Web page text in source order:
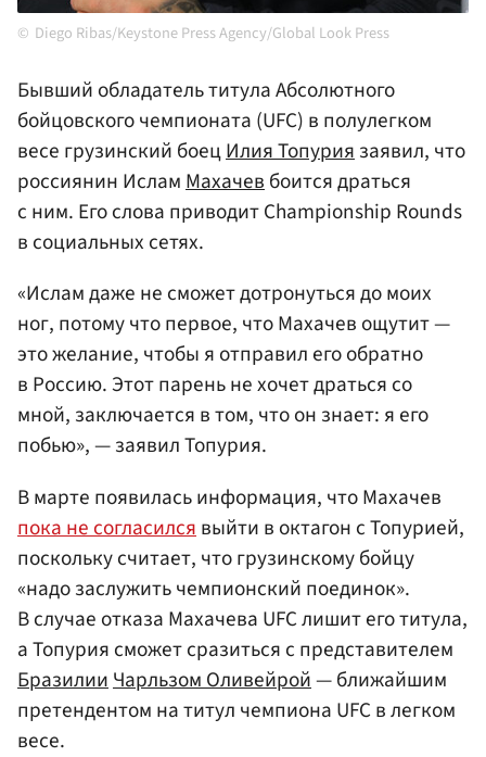
Diego Ribas/Keystone Press Agency/Global Look Press
Бывший обладатель титула Абсолютного
бойцовского чемпионата (UFC) в полулегком
весе грузинский боецИлия Топуриязаявил, что
россиянин ИсламМахачевбоится драться
с ним. Его слова приводит Championship Rounds
в социальных сетях.
«Ислам даже не сможет дотронуться до моих
ног, потому что первое, что Махачев ощутит —
это желание, чтобы я отправил его обратно
в Россию. Этот парень не хочет драться со
мной, заключается в том, что он знает: я его
побью», — заявил Топурия.
В марте появилась информация, что Махачев
пока не согласился выйти в октагон с Топурией,
поскольку считает, что грузинскому бойцу
«надо заслужить чемпионский поединок».
В случае отказа Махачева UFC лишит его титула,
а Топурия сможет сразиться с представителем
Бразилии Чарльзом Оливейрой— ближайшим
претендентом на титул чемпиона UFC в легком
весе.